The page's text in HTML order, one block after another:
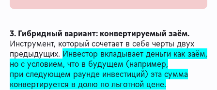
3. Гибридный вариант: конвертируемый заём.
Инструмент, который сочетает в себе черты двух
предыдущих. Инвестор вкладывает деньги как заём,
но с условием, что в будущем (например,
при следующем раунде инвестиций) эта сумма
конвертируется в долю по льготной цене.